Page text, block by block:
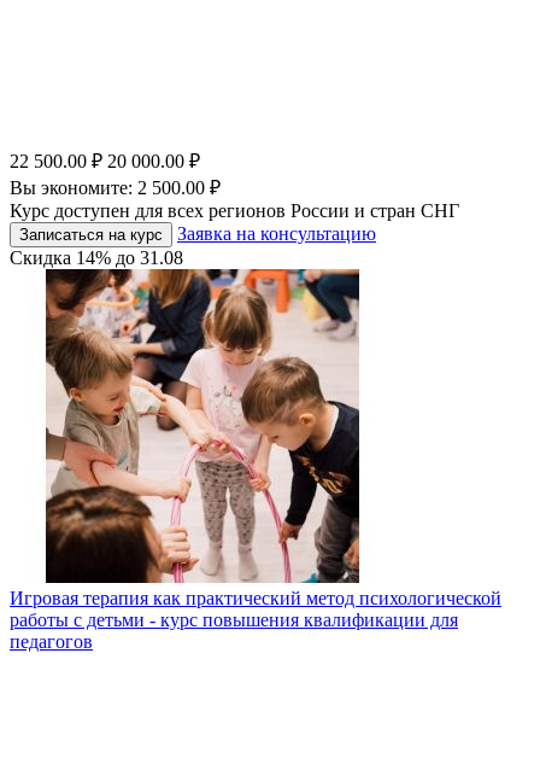
22 500.00 ₽ 20 000.00 ₽
Вы экономите: 2 500.00 ₽
Курс доступен для всех регионов России и стран СНГ
Записаться на курс
Заявка на консультацию
Скидка 14% до 31.08
Игровая терапия как практический метод психологической
работы с детьми - курс повышения квалификации для
педагогов